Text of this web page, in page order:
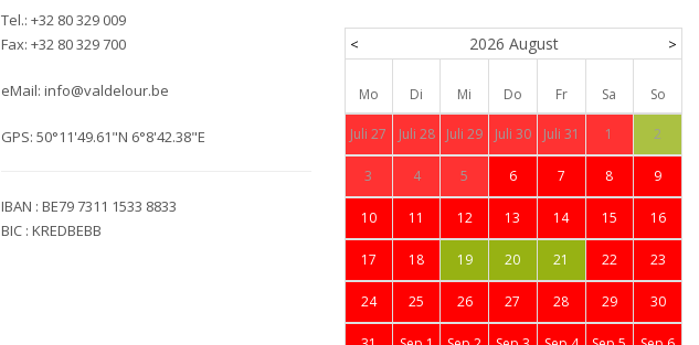
Tel.: +32 80 329 009
Fax: +32 80 329 700
eMail: info@valdelour.be
GPS: 50°11'49.61"N 6°8'42.38"E
IBAN : BE79 7311 1533 8833
BIC : KREDBEBB
< 2026 August >
Mo Di Mi Do Fr Sa So
Juli 27 Juli 28 Juli 29 Juli 30 Juli 31 1 2
3 4 5 6 7 8 9
10 11 12 13 14 15 16
17 18 19 20 21 22 23
24 25 26 27 28 29 30